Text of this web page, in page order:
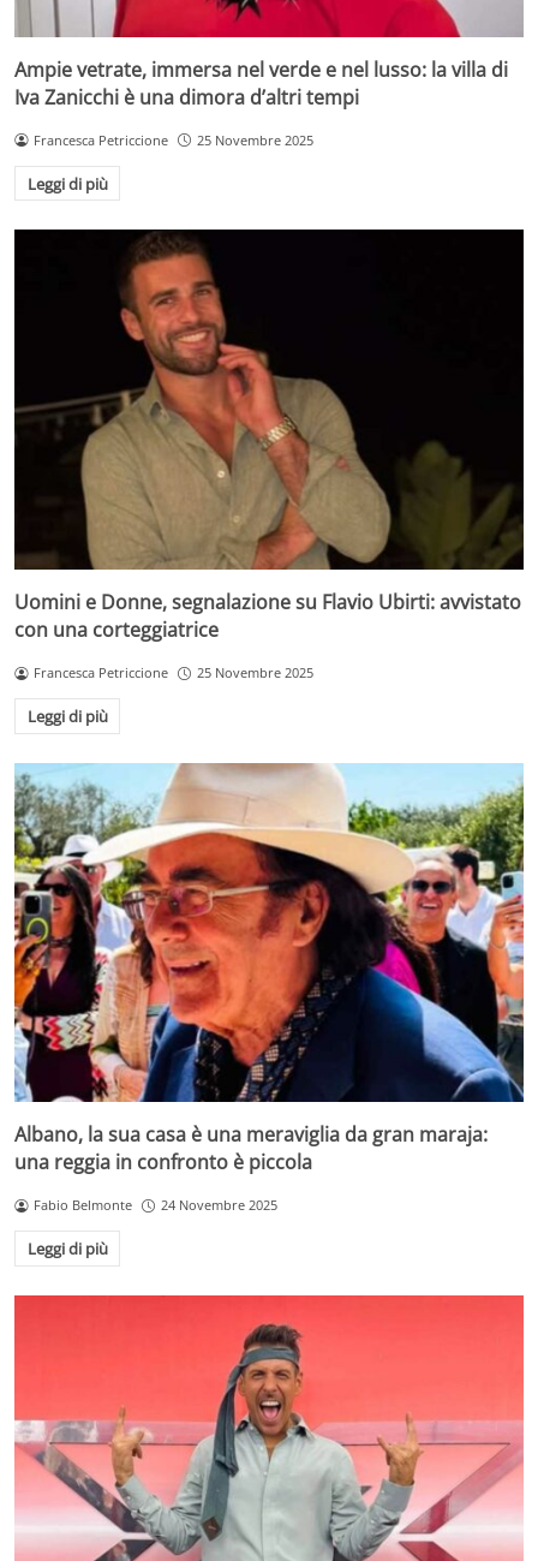
Ampie vetrate, immersa nel verde e nel lusso: la villa di
Iva Zanicchi è una dimora d’altri tempi
Francesca Petriccione 25 Novembre 2025
Leggi di più
Uomini e Donne, segnalazione su Flavio Ubirti: avvistato
con una corteggiatrice
Francesca Petriccione 25 Novembre 2025
Leggi di più
Albano, la sua casa è una meraviglia da gran maraja:
una reggia in confronto è piccola
Fabio Belmonte 24 Novembre 2025
Leggi di più